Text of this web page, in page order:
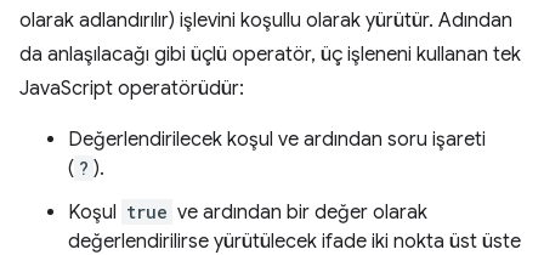
olarak adlandırılır) işlevini koşullu olarak yürütür. Adından
da anlaşılacağı gibi üçlü operatör, üç işleneni kullanan tek
JavaScript operatörüdür:
Değerlendirilecek koşul ve ardından soru işareti
( ? ).
Koşul true ve ardından bir değer olarak
değerlendirilirse yürütülecek ifade iki nokta üst üste